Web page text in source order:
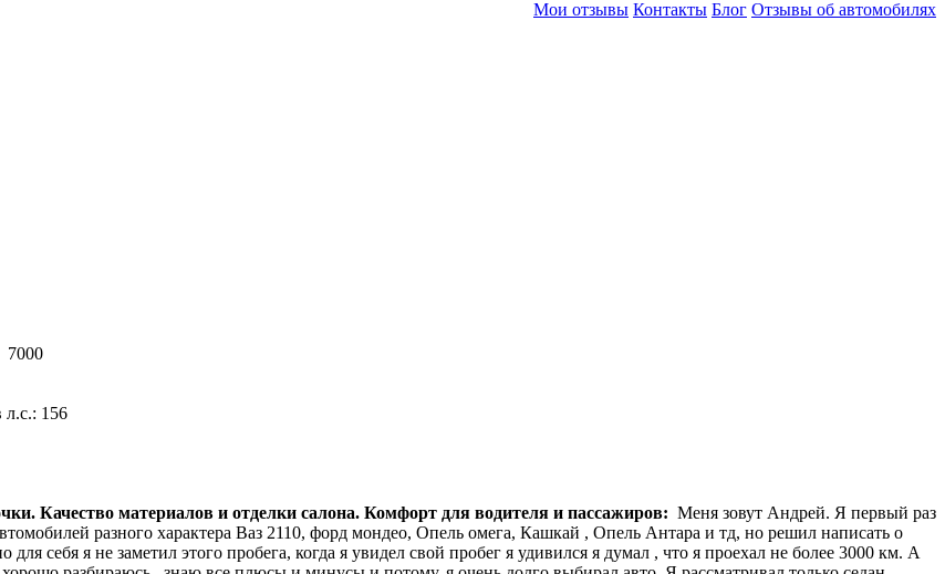
Мои отзывы Контакты Блог Отзывы об автомобилях
7000
156
Качество материалов и отделки салона. Комфорт для водителя и пассажиров: Меня зовут Андрей. Я первый раз
разного характера Ваз 2110, форд мондео, Опель омега, Кашкай , Опель Антара и тд, но решил написать о
себя я не заметил этого пробега, когда я увидел свой пробег я удивился я думал , что я проехал не более 3000 км. А